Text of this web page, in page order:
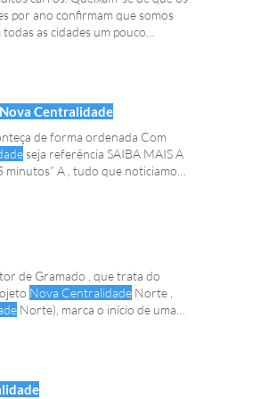
por ano confirmam que somos
as cidades um pouco
e do espaço que eles precisam
por uma solução
de origens, de aparência e
Nova Centralidade
de forma ordenada Com
seja referência SAIBA MAIS A
A , tudo que noticiamos
de Gramado , que trata do
Nova Centralidade Norte ,
Norte), marca o início de uma